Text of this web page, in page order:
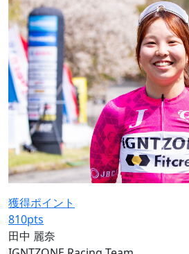
獲得ポイント
810pts
田中 麗奈